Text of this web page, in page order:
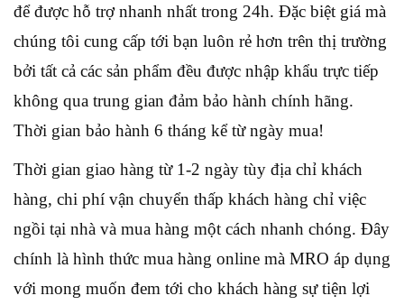
để được hỗ trợ nhanh nhất trong 24h. Đặc biệt giá mà
chúng tôi cung cấp tới bạn luôn rẻ hơn trên thị trường
bởi tất cả các sản phẩm đều được nhập khẩu trực tiếp
không qua trung gian đảm bảo hành chính hãng.
Thời gian bảo hành 6 tháng kể từ ngày mua!
Thời gian giao hàng từ 1-2 ngày tùy địa chỉ khách
hàng, chi phí vận chuyển thấp khách hàng chỉ việc
ngồi tại nhà và mua hàng một cách nhanh chóng. Đây
chính là hình thức mua hàng online mà MRO áp dụng
với mong muốn đem tới cho khách hàng sự tiện lợi